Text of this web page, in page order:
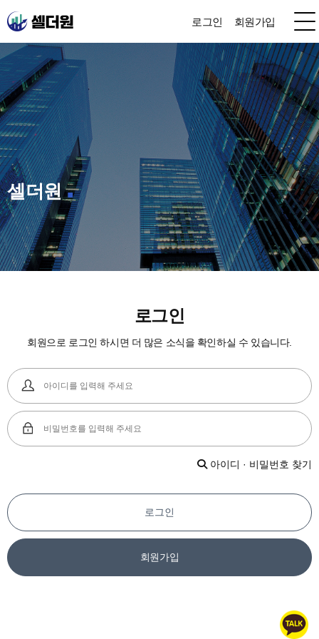
로그인 회원가입
셀더원
로그인
회원으로 로그인 하시면 더 많은 소식을 확인하실 수 있습니다.
아이디 · 비밀번호 찾기
로그인
회원가입